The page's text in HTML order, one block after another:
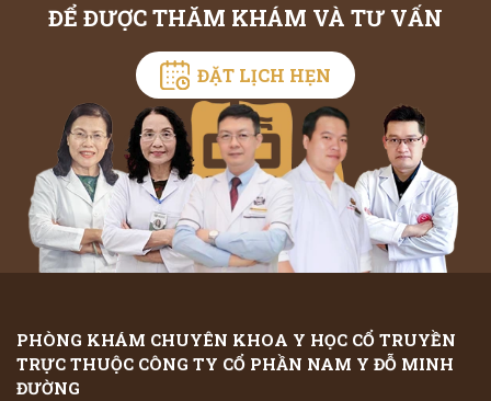
ĐỂ ĐƯỢC THĂM KHÁM VÀ TƯ VẤN
ĐẶT LỊCH HẸN
PHÒNG KHÁM CHUYÊN KHOA Y HỌC CỔ TRUYỀN
TRỰC THUỘC CÔNG TY CỔ PHẦN NAM Y ĐỖ MINH
ĐƯỜNG